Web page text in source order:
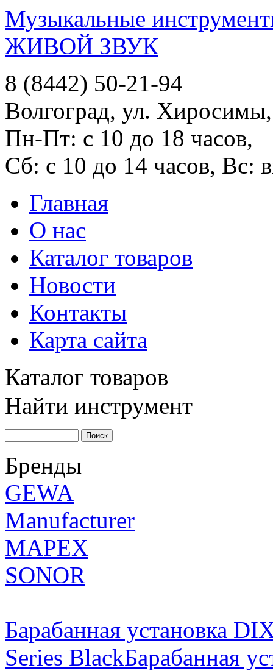
Музыкальные
ЖИВОЙ ЗВУК
8 (8442) 50-21-94
Волгоград, ул.
Пн-Пт: с 10 до 18 часов,
Сб: с 10 до 14 часов, Вс:
Главная
О нас
Каталог товаров
Новости
Контакты
Карта сайта
Каталог товаров
Найти инструмент
Бренды
GEWA
Manufacturer
MAPEX
SONOR
Барабанная установка
Series BlackБарабанная